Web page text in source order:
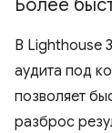
Более
В Lighthouse
аудита под
позволяет
разброс